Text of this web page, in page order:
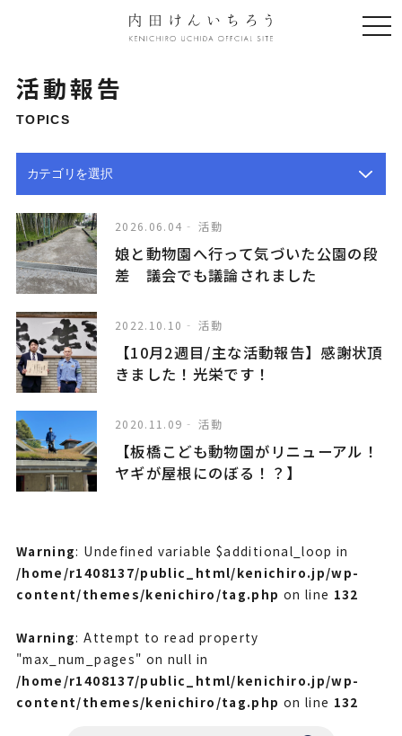
活動報告
TOPICS
2026.06.04 活動
娘と動物園へ行って気づいた公園の段
差 議会でも議論されました
2022.10.10 活動
【10月2週目/主な活動報告】感謝状頂
きました！光栄です！
2020.11.09 活動
【板橋こども動物園がリニューアル！
ヤギが屋根にのぼる！？】
Warning: Undefined variable $additional_loop in
/home/r1408137/public_html/kenichiro.jp/wp-
content/themes/kenichiro/tag.php on line 132
Warning: Attempt to read property
"max_num_pages" on null in
/home/r1408137/public_html/kenichiro.jp/wp-
content/themes/kenichiro/tag.php on line 132